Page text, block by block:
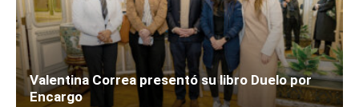
Valentina Correa presentó su libro Duelo por
Encargo